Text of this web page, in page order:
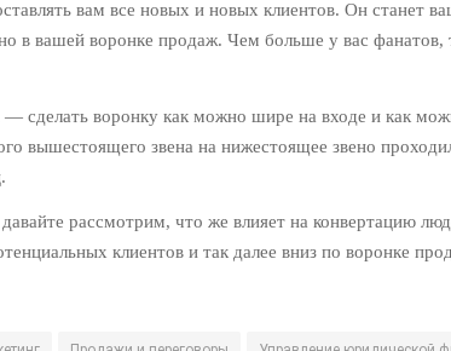
вам все новых и новых клиентов. Он станет
в вашей воронке продаж. Чем больше у вас фанатов,
— сделать воронку как можно шире на входе и как
вышестоящего звена на нижестоящее звено
рассмотрим, что же влияет на конвертацию
клиентов и так далее вниз по воронке